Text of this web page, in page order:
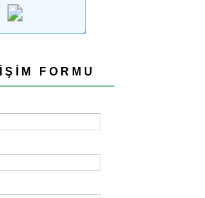
FORMU